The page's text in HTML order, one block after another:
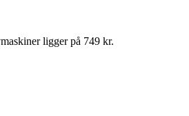
ligger på 749 kr.